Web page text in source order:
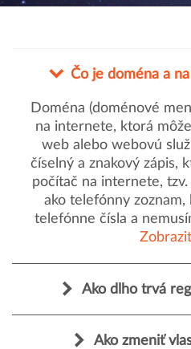
Čo je doména a
Doména (doménové
na internete, ktorá
web alebo webovú
číselný a znakový zápis,
počítač na internete,
ako telefónny
telefónne čísla a
Ako dlho trvá
Ako zmeniť